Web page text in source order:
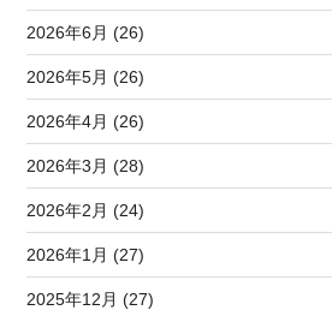
2026年6月 (26)
2026年5月 (26)
2026年4月 (26)
2026年3月 (28)
2026年2月 (24)
2026年1月 (27)
2025年12月 (27)